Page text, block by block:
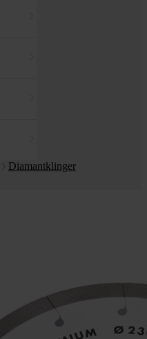
Diamantklinger